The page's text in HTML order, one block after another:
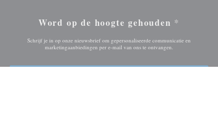
Word op de hoogte gehouden *
Schrijf je in op onze nieuwsbrief om gepersonaliseerde communicatie en
marketingaanbiedingen per e-mail van ons te ontvangen.